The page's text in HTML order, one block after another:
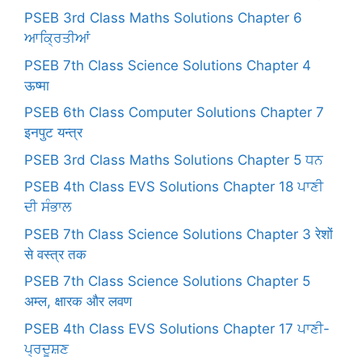
PSEB 3rd Class Maths Solutions Chapter 6
ਆਕ੍ਰਿਤੀਆਂ
PSEB 7th Class Science Solutions Chapter 4
ऊष्मा
PSEB 6th Class Computer Solutions Chapter 7
इनपुट यन्त्र
PSEB 3rd Class Maths Solutions Chapter 5 ਧਨ
PSEB 4th Class EVS Solutions Chapter 18 ਪਾਣੀ
ਦੀ ਸੰਭਾਲ
PSEB 7th Class Science Solutions Chapter 3 रेशों
से वस्त्र तक
PSEB 7th Class Science Solutions Chapter 5
अम्ल, क्षारक और लवण
PSEB 4th Class EVS Solutions Chapter 17 ਪਾਣੀ-
ਪ੍ਰਦੂਸ਼ਣ